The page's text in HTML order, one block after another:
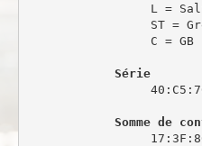
L =
ST =
                 C = GB
Série
Somme de